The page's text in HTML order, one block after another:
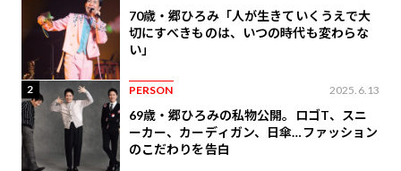
70歳・郷ひろみ「人が生きていくうえで大
切にすべきものは、いつの時代も変わらな
い」
2 PERSON 2025.6.13
69歳・郷ひろみの私物公開。ロゴT、スニ
ーカー、カーディガン、日傘…ファッション
のこだわりを告白